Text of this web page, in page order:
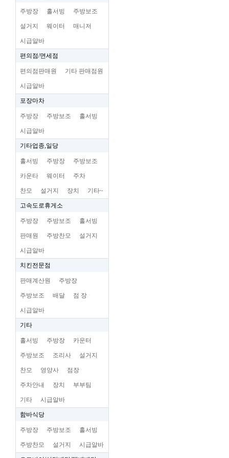
주방장 홀서빙 주방보조
설거지 웨이터 매니저
시급알바
편의점/면세점
편의점판매원 기타 판매점원
시급알바
포장마차
주방장 주방보조 홀서빙
시급알바
기타업종,일당
홀서빙 주방장 주방보조
카운타 웨이터 주차
찬모 설거지 장치 기타~
고속도로휴게소
주방장 주방보조 홀서빙
판매원 주방찬모 설거지
시급알바
치킨전문점
판매계산원 주방장
주방보조 배달 점 장
시급알바
기타
홀서빙 주방장 카운터
주방보조 조리사 설거지
찬모 영양사 점장
주차안내 장치 부부팀
기타 시급알바
함바식당
주방장 주방보조 홀서빙
주방찬모 설거지 시급알바